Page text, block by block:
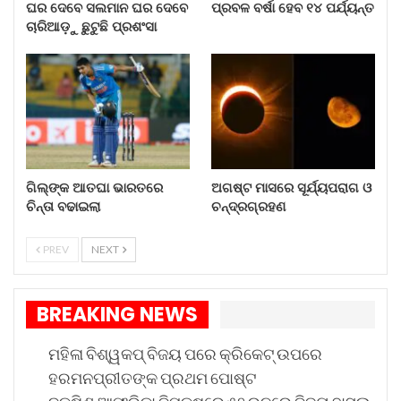
ଚାରିଆଡ଼ୁ…
ପ୍ରବଳ ବର୍ଷା ହେବ ୧୪ ପର୍ଯ୍ୟନ୍ତ
Aug 8, 2026
ଗିଲ୍‌ଙ୍କ ଆତଘା ଭାରତରେ ଚିନ୍ତା…
Aug 8, 2026
ଅଗଷ୍ଟ ମାସରେ ସୂର୍ଯ୍ୟପରାଗ ଓ…
ପତାକା ପୋଡିଗଲା
ବଜ୍ରପାତରେ ପ୍ରଭୁ ଲିଙ୍ଗରାଜଙ୍କ ମନ୍ଦିର ପତାକା
ପୋଡିଯାଇଛି। ୪୦ଟି ସିସିଟିଭି ନଷ୍ଟ ହୋଇଛି। ଗର୍ଭଗୃହ ଭିତରେ
ଘର ଦେବେ ସଲମାନ ଘର ଦେବେ
ଚାରିଆଡ଼ୁ ଛୁଟୁଛି ପ୍ରଶଂସା
ପ୍ରବଳ ବର୍ଷା ହେବ ୧୪ ପର୍ଯ୍ୟନ୍ତ
ଗିଲ୍‌ଙ୍କ ଆତଘା ଭାରତରେ
ଚିନ୍ତା ବଢାଇଲା
ଅଗଷ୍ଟ ମାସରେ ସୂର୍ଯ୍ୟପରାଗ ଓ
ଚନ୍ଦ୍ରଗ୍ରହଣ
PREV NEXT
BREAKING NEWS
ମହିଳା ବିଶ୍ୱକପ୍ ବିଜୟ ପରେ କ୍ରିକେଟ୍ ଉପରେ
ହରମନପ୍ରୀତଙ୍କ ପ୍ରଥମ ପୋଷ୍ଟ